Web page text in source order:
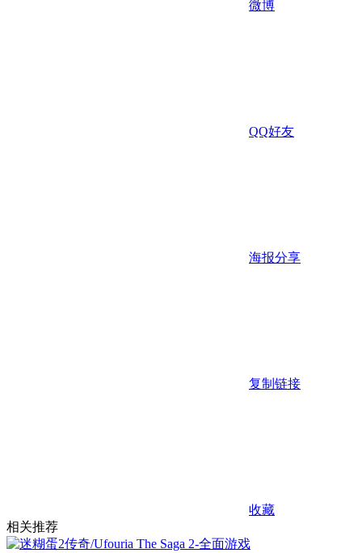
微博
QQ好友
海报分享
复制链接
收藏
相关推荐